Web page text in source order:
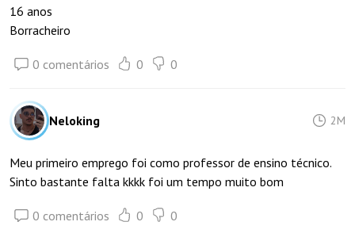
16 anos
Borracheiro
0 comentários 0 0
Neloking 2M
Meu primeiro emprego foi como professor de ensino técnico.
Sinto bastante falta kkkk foi um tempo muito bom
0 comentários 0 0